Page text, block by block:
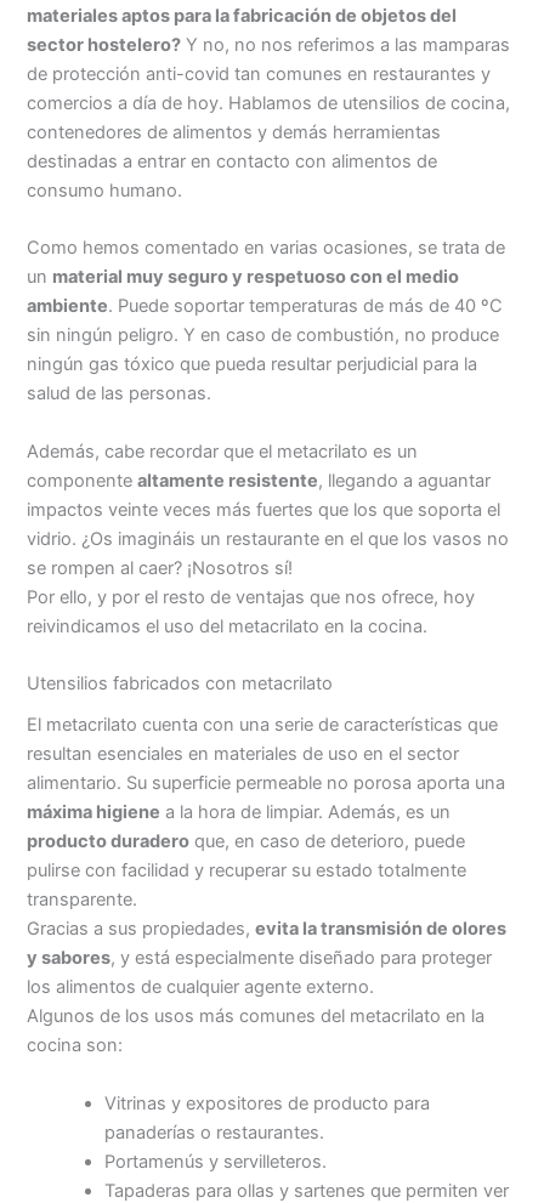
materiales aptos para la fabricación de objetos del
sector hostelero? Y no, no nos referimos a las mamparas
de protección anti-covid tan comunes en restaurantes y
comercios a día de hoy. Hablamos de utensilios de cocina,
contenedores de alimentos y demás herramientas
destinadas a entrar en contacto con alimentos de
consumo humano.
Como hemos comentado en varias ocasiones, se trata de
un material muy seguro y respetuoso con el medio
ambiente. Puede soportar temperaturas de más de 40 ºC
sin ningún peligro. Y en caso de combustión, no produce
ningún gas tóxico que pueda resultar perjudicial para la
salud de las personas.
Además, cabe recordar que el metacrilato es un
componentealtamente resistente, llegando a aguantar
impactos veinte veces más fuertes que los que soporta el
vidrio. ¿Os imagináis un restaurante en el que los vasos no
se rompen al caer? ¡Nosotros sí!
Por ello, y por el resto de ventajas que nos ofrece, hoy
reivindicamos el uso del metacrilato en la cocina.
Utensilios fabricados con metacrilato
El metacrilato cuenta con una serie de características que
resultan esenciales en materiales de uso en el sector
alimentario. Su superficie permeable no porosa aporta una
máxima higiene a la hora de limpiar. Además, es un
producto duradero que, en caso de deterioro, puede
pulirse con facilidad y recuperar su estado totalmente
transparente.
Gracias a sus propiedades,evita la transmisión de olores
y sabores, y está especialmente diseñado para proteger
los alimentos de cualquier agente externo.
Algunos de los usos más comunes del metacrilato en la
cocina son:
Vitrinas y expositores de producto para
panaderías o restaurantes.
Portamenús y servilleteros.
Tapaderas para ollas y sartenes que permiten ver